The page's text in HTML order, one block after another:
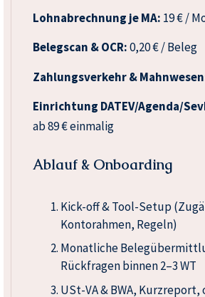
Lohnabrechnung je MA: 19 € /
Belegscan & OCR:0,20 € / Beleg
Zahlungsverkehr &
Einrichtung DATEV/Agenda/
ab 89 € einmalig
Ablauf & Onboarding
Kick-off & Tool-Setup
Kontorahmen, Regeln)
Monatliche
Rückfragen binnen 2–3 WT
USt-VA & BWA, Kurzreport,